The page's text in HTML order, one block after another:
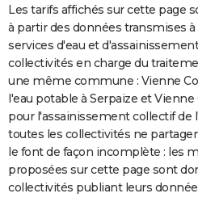
Les tarifs affichés sur cette page
à partir des données transmises
services d'eau et
collectivités en charge du
une même commune : Vienne
l'eau potable à Serpaize et
pour l'assainissement collectif de
toutes les collectivités ne
le font de façon incomplète : les
proposées sur cette page sont
collectivités publiant leurs